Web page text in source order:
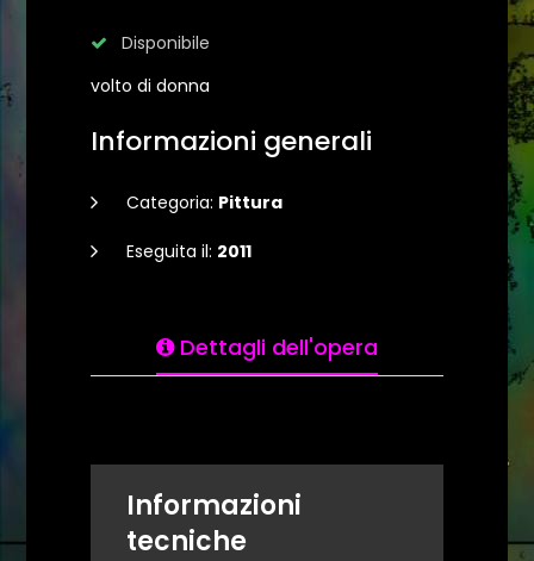
Disponibile
volto di donna
Informazioni generali
Categoria: Pittura
Eseguita il: 2011
Dettagli dell'opera
Informazioni
tecniche